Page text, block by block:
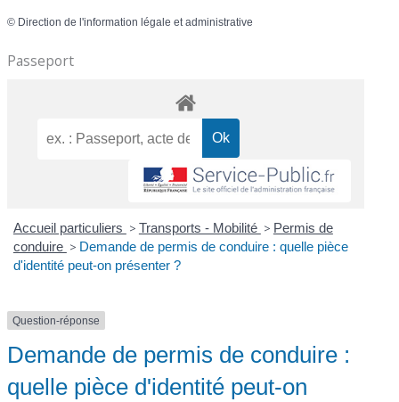
© Direction de l'information légale et administrative
Passeport
Accueil particuliers > Transports - Mobilité > Permis de
conduire > Demande de permis de conduire : quelle pièce
d'identité peut-on présenter ?
Question-réponse
Demande de permis de conduire :
quelle pièce d'identité peut-on